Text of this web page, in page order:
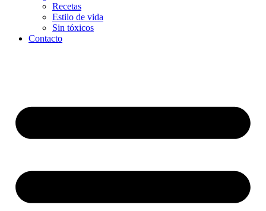
Recetas
Estilo de vida
Sin tóxicos
Contacto